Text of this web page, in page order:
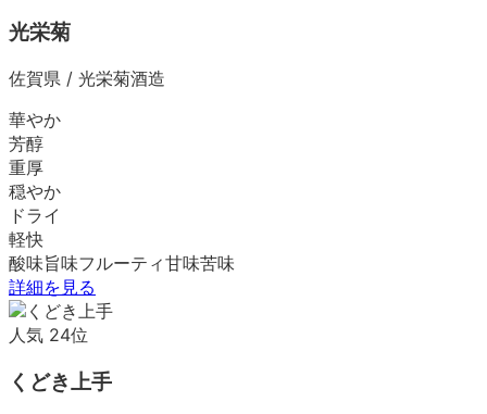
光栄菊
佐賀県 / 光栄菊酒造
華やか
芳醇
重厚
穏やか
ドライ
軽快
酸味旨味フルーティ甘味苦味
詳細を見る
人気 24位
くどき上手